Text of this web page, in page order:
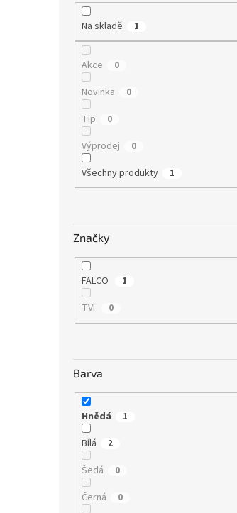
Na skladě 1
Akce 0
Novinka 0
Tip 0
Výprodej 0
Všechny produkty 1
Značky
FALCO 1
TVI 0
Barva
Hnědá 1
Bílá 2
Šedá 0
Černá 0